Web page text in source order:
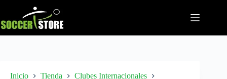
contenido
Inicio Tienda
Clubes Internacionales